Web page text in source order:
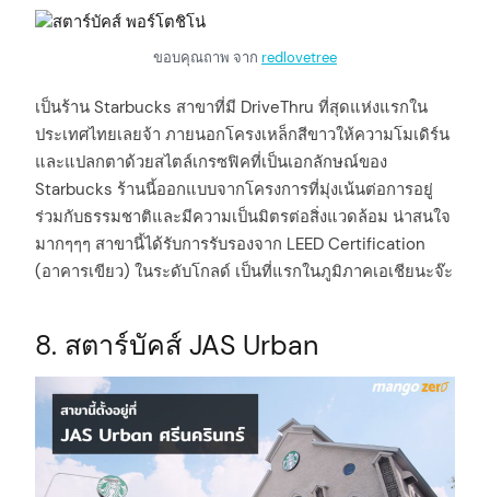
ขอบคุณถาพ จาก redlovetree
เป็นร้าน Starbucks สาขาที่มี DriveThru ที่สุดแห่งแรกใน
ประเทศไทยเลยจ้า ภายนอกโครงเหล็กสีขาวให้ความโมเดิร์น
และแปลกตาด้วยสไตล์เกรซฟิคที่เป็นเอกลักษณ์ของ
Starbucks ร้านนี้ออกแบบจากโครงการที่มุ่งเน้นต่อการอยู่
ร่วมกับธรรมชาติและมีความเป็นมิตรต่อสิ่งแวดล้อม น่าสนใจ
มากๆๆๆ สาขานี้ได้รับการรับรองจาก LEED Certification
(อาคารเขียว) ในระดับโกลด์ เป็นที่แรกในภูมิภาคเอเชียนะจ๊ะ
8. สตาร์บัคส์ JAS Urban